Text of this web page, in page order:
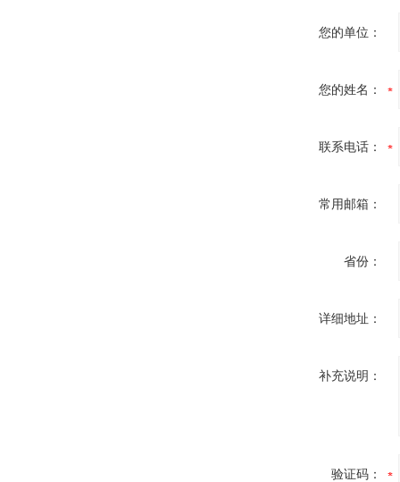
您的单位：
您的姓名：
联系电话：
常用邮箱：
省份：
详细地址：
补充说明：
验证码：